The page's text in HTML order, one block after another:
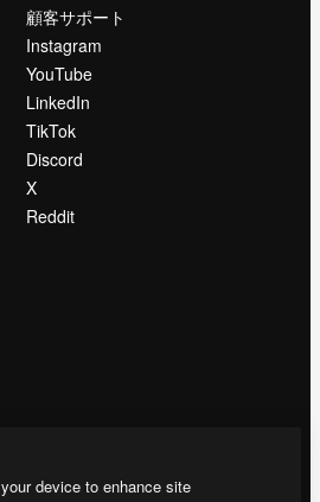
顧客サポート
Instagram
YouTube
LinkedIn
TikTok
Discord
X
Reddit
device to enhance site